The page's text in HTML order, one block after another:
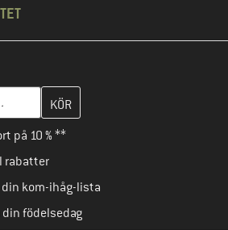
här och skapa ditt kundkonto i nästa
på 10 % **
rabatter
kom-ihåg-lista
födelsedag